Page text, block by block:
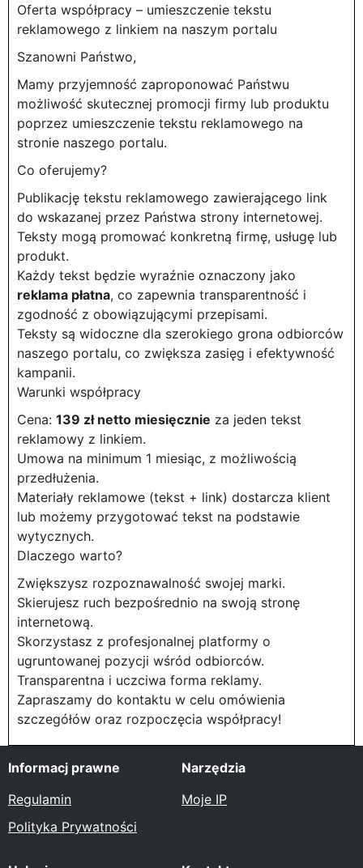
Oferta współpracy – umieszczenie tekstu
reklamowego z linkiem na naszym portalu
Szanowni Państwo,
Mamy przyjemność zaproponować Państwu
możliwość skutecznej promocji firmy lub produktu
poprzez umieszczenie tekstu reklamowego na
stronie naszego portalu.
Co oferujemy?
Publikację tekstu reklamowego zawierającego link
do wskazanej przez Państwa strony internetowej.
Teksty mogą promować konkretną firmę, usługę lub
produkt.
Każdy tekst będzie wyraźnie oznaczony jako
reklama płatna, co zapewnia transparentność i
zgodność z obowiązującymi przepisami.
Teksty są widoczne dla szerokiego grona odbiorców
naszego portalu, co zwiększa zasięg i efektywność
kampanii.
Warunki współpracy
Cena: 139 zł netto miesięcznie za jeden tekst
reklamowy z linkiem.
Umowa na minimum 1 miesiąc, z możliwością
przedłużenia.
Materiały reklamowe (tekst + link) dostarcza klient
lub możemy przygotować tekst na podstawie
wytycznych.
Dlaczego warto?
Zwiększysz rozpoznawalność swojej marki.
Skierujesz ruch bezpośrednio na swoją stronę
internetową.
Skorzystasz z profesjonalnej platformy o
ugruntowanej pozycji wśród odbiorców.
Transparentna i uczciwa forma reklamy.
Zapraszamy do kontaktu w celu omówienia
szczegółów oraz rozpoczęcia współpracy!
Informacj prawne
Regulamin
Polityka Prywatności
Narzędzia
Moje IP